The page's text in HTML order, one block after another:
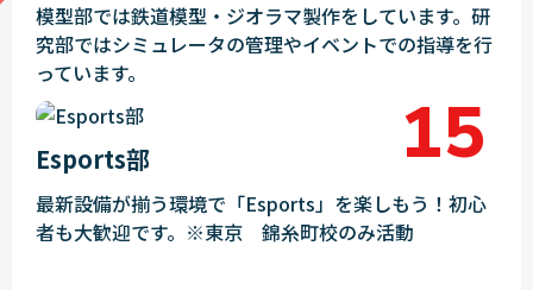
模型部では鉄道模型・ジオラマ製作をしています。研
究部ではシミュレータの管理やイベントでの指導を行
っています。
Esports部
最新設備が揃う環境で「Esports」を楽しもう！初心
者も大歓迎です。※東京 錦糸町校のみ活動